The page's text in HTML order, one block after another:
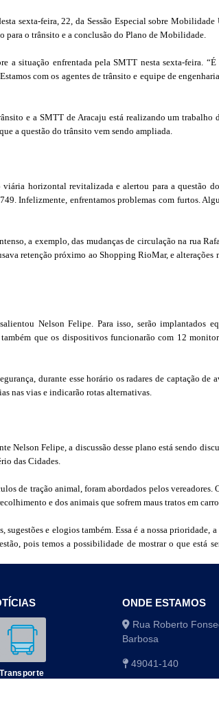
sexta-feira, 22, da Sessão Especial sobre
para o trânsito e a conclusão do Plano de Mobilidade.
situação enfrentada pela SMTT nesta sexta-feira.
com os agentes de trânsito e equipe de
e a SMTT de Aracaju está realizando um
a questão do trânsito vem sendo ampliada.
horizontal revitalizada e alertou para a questão
Infelizmente, enfrentamos problemas com furtos.
a exemplo, das mudanças de circulação na rua
retenção próximo ao Shopping RioMar, e alterações
Nelson Felipe. Para isso, serão implantados
que os dispositivos funcionarão com 12
durante esse horário os radares de captação de
nas vias e indicarão rotas alternativas.
Nelson Felipe, a discussão desse plano está sendo
das Cidades.
de tração animal, foram abordados pelos vereadores.
e dos animais que sofrem maus tratos em
e elogios também. Essa é a nossa prioridade,
pois temos a possibilidade de mostrar o que está
Transporte
ONDE ESTAMOS
Rua Roberto
Barbosa
49041-140